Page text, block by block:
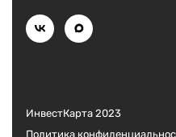
ИнвестКарта 2023
Политика